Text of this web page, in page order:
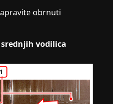
obrnuti
vodilica